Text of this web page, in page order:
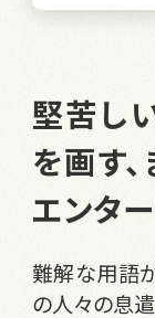
堅苦し
を画す
エンタ
難解な用語
の人々の息